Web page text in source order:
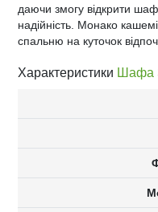
даючи змогу відкрити
надійність. Монако
спальню на куточок
Характеристики Шафа